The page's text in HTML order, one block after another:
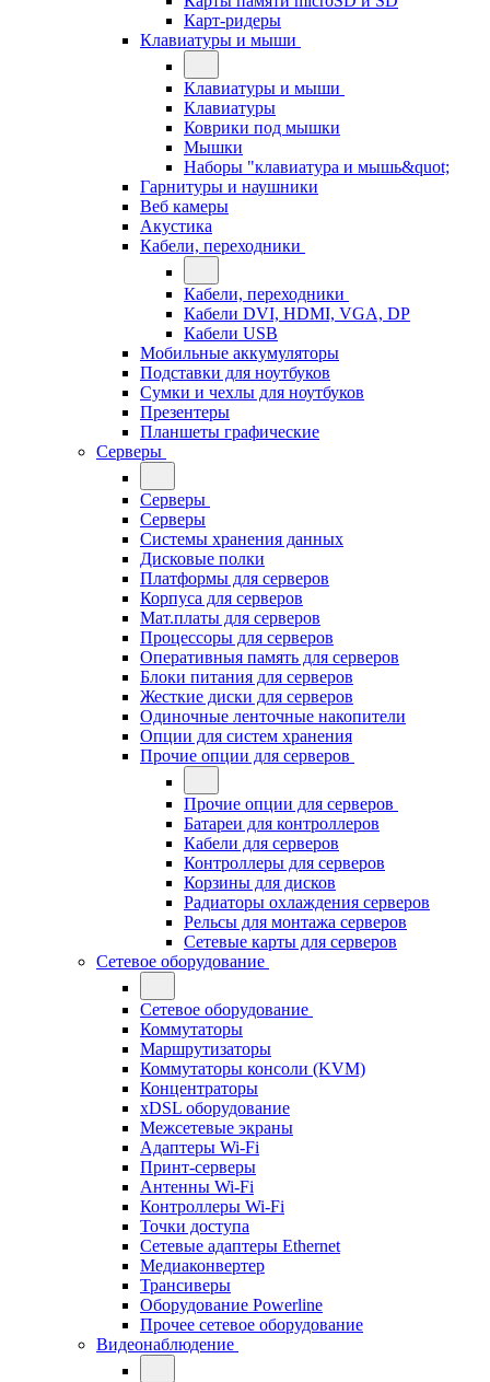
Карт-ридеры
Клавиатуры и мыши
Клавиатуры и мыши
Клавиатуры
Коврики под мышки
Мышки
Наборы "клавиатура и мышь&quot;
Гарнитуры и наушники
Веб камеры
Акустика
Кабели, переходники
Кабели, переходники
Кабели DVI, HDMI, VGA, DP
Кабели USB
Мобильные аккумуляторы
Подставки для ноутбуков
Сумки и чехлы для ноутбуков
Презентеры
Планшеты графические
Серверы
Серверы
Серверы
Системы хранения данных
Дисковые полки
Платформы для серверов
Корпуса для серверов
Мат.платы для серверов
Процессоры для серверов
Оперативныя память для серверов
Блоки питания для серверов
Жесткие диски для серверов
Одиночные ленточные накопители
Опции для систем хранения
Прочие опции для серверов
Прочие опции для серверов
Батареи для контроллеров
Кабели для серверов
Контроллеры для серверов
Корзины для дисков
Радиаторы охлаждения серверов
Рельсы для монтажа серверов
Сетевые карты для серверов
Сетевое оборудование
Сетевое оборудование
Коммутаторы
Маршрутизаторы
Коммутаторы консоли (KVM)
Концентраторы
xDSL оборудование
Межсетевые экраны
Адаптеры Wi-Fi
Принт-серверы
Антенны Wi-Fi
Контроллеры Wi-Fi
Точки доступа
Сетевые адаптеры Ethernet
Медиаконвертер
Трансиверы
Оборудование Powerline
Прочее сетевое оборудование
Видеонаблюдение